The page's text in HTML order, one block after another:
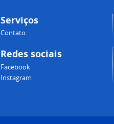
Serviços
Contato
Redes sociais
Facebook
Instagram